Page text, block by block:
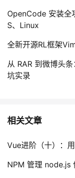
OpenCode 安装全
S、Linux
全新开源RL框架
从 RAR 到微博头
坑实录
相关文章
Vue进阶（十）：
NPM 管理 node.js